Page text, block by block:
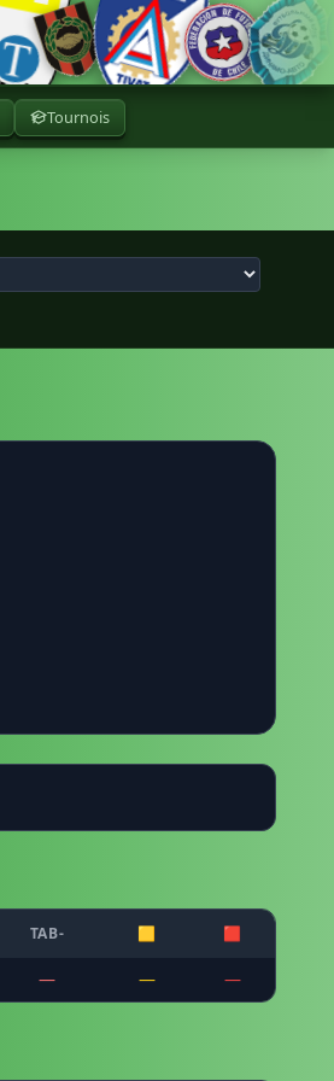
Tournois
TAB- 🟨 🟥
— — —